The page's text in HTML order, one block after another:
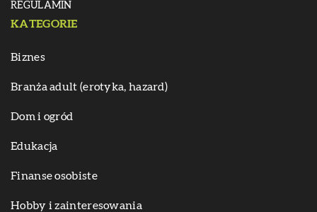
REGULAMIN
KATEGORIE
Biznes
Branża adult (erotyka, hazard)
Dom i ogród
Edukacja
Finanse osobiste
Hobby i zainteresowania